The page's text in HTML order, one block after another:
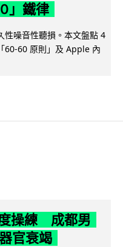
」鐵律
性噪音性聽損。本文盤點 4
60-60 原則」及 Apple 內
操練 成都男
官衰竭